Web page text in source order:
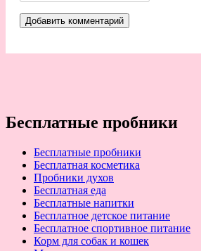
Бесплатные пробники
Бесплатные пробники
Бесплатная косметика
Пробники духов
Бесплатная еда
Бесплатные напитки
Бесплатное детское питание
Бесплатное спортивное питание
Корм для собак и кошек